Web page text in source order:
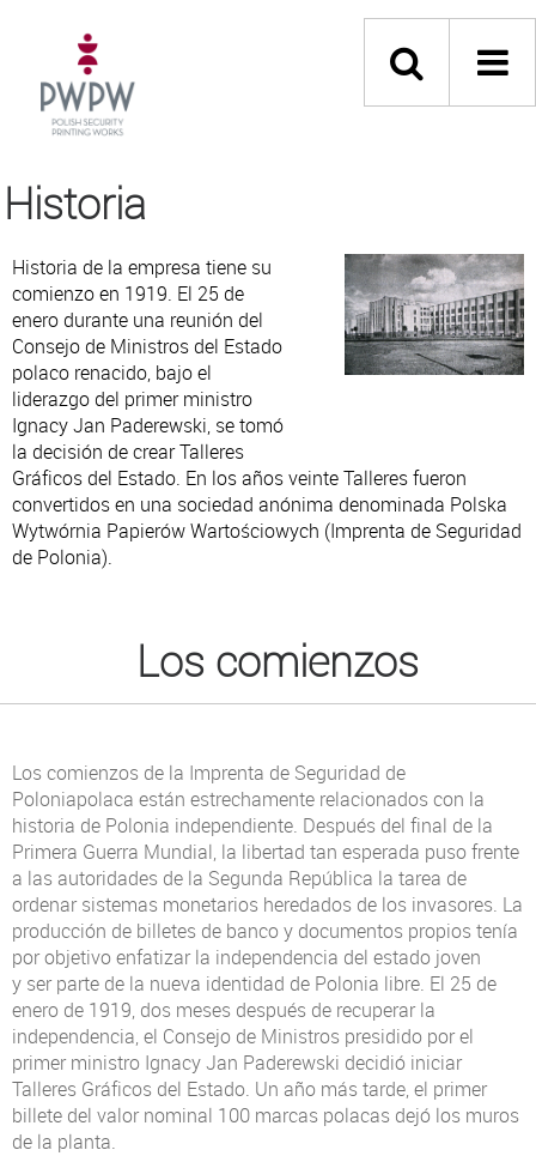
Historia
Historia de la empresa tiene su
comienzo en 1919. El 25 de
enero durante una reunión del
Consejo de Ministros del Estado
polaco renacido, bajo el
liderazgo del primer ministro
Ignacy Jan Paderewski, se tomó
la decisión de crear Talleres
Gráficos del Estado. En los años veinte Talleres fueron
convertidos en una sociedad anónima denominada Polska
Wytwórnia Papierów Wartościowych (Imprenta de Seguridad
de Polonia).
Los comienzos
Los comienzos de la Imprenta de Seguridad de
Poloniapolaca están estrechamente relacionados con la
historia de Polonia independiente. Después del final de la
Primera Guerra Mundial, la libertad tan esperada puso frente
a las autoridades de la Segunda República la tarea de
ordenar sistemas monetarios heredados de los invasores. La
producción de billetes de banco y documentos propios tenía
por objetivo enfatizar la independencia del estado joven
y ser parte de la nueva identidad de Polonia libre. El 25 de
enero de 1919, dos meses después de recuperar la
independencia, el Consejo de Ministros presidido por el
primer ministro Ignacy Jan Paderewski decidió iniciar
Talleres Gráficos del Estado. Un año más tarde, el primer
billete del valor nominal 100 marcas polacas dejó los muros
de la planta.